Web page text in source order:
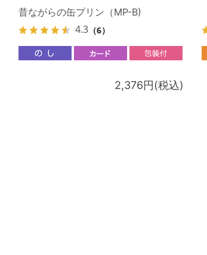
昔ながらの缶プリン（MP-B)
4.3 （6）
2,376円(税込)